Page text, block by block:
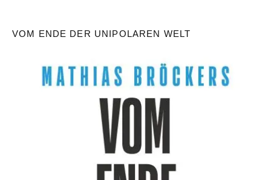
VOM ENDE DER UNIPOLAREN WELT